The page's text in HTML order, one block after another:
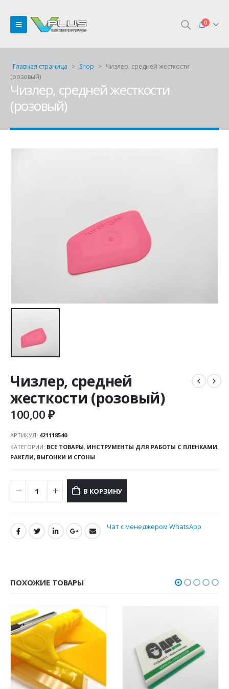
0
Главная страница > Shop > Чизлер, средней жесткости
(розовый)
Чизлер, средней жесткости
(розовый)
Чизлер, средней
жесткости (розовый)
100,00₽
АРТИКУЛ: 421118540
КАТЕГОРИИ: ВСЕ ТОВАРЫ, ИНСТРУМЕНТЫ ДЛЯ РАБОТЫ С ПЛЕНКАМИ,
РАКЕЛИ, ВЫГОНКИ И СГОНЫ
В КОРЗИНУ
Чат с менеджером WhatsApp
ПОХОЖИЕ ТОВАРЫ